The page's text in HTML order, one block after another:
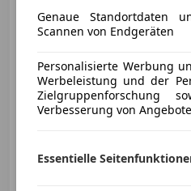
Genaue Standortdaten
Scannen von Endgeräten
Personalisierte Werbung
Werbeleistung und der
Zielgruppenforschung
Verbesserung von
Essentielle